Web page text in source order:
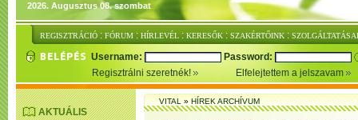
2026. Augusztus 08. szombat
REGISZTRÁCIÓ : FÓRUM : HÍRLEVÉL : KERESŐK : SZAKÉRTŐINK :
Username:
Password:
Regisztrálni szeretnék!
Elfelejtettem a jelszavam
AKTUÁLIS
VITAL»HÍREK ARCHÍVUM